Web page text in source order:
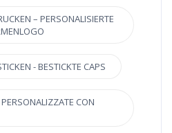
– PERSONALISIERTE
- BESTICKTE CAPS
CON